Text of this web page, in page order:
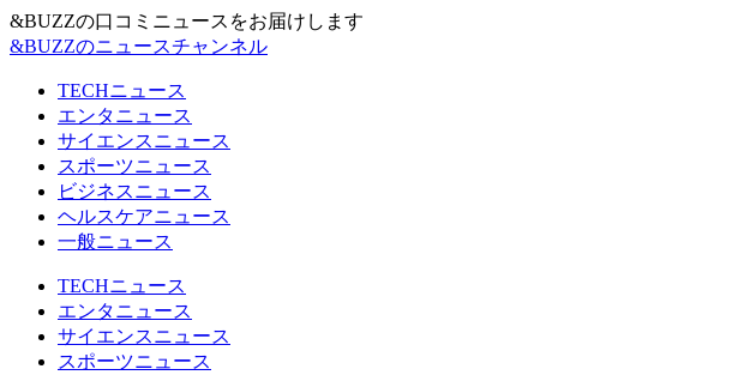
&BUZZの口コミニュースをお届けします
&BUZZのニュースチャンネル
TECHニュース
エンタニュース
サイエンスニュース
スポーツニュース
ビジネスニュース
ヘルスケアニュース
一般ニュース
TECHニュース
エンタニュース
サイエンスニュース
スポーツニュース